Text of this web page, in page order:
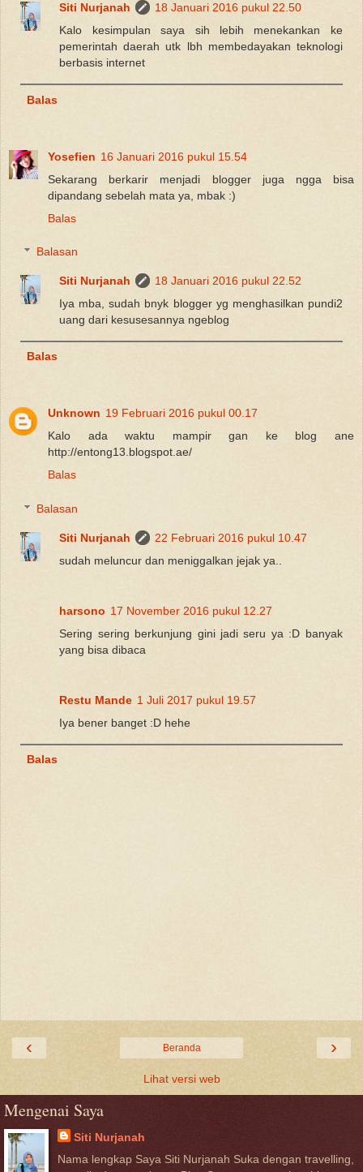
Siti Nurjanah
18 Januari 2016 pukul 22.50
Kalo kesimpulan saya sih lebih menekankan ke
pemerintah daerah utk lbh membedayakan teknologi
berbasis internet
Balas
Yosefien 16 Januari 2016 pukul 15.54
Sekarang berkarir menjadi blogger juga ngga bisa
dipandang sebelah mata ya, mbak :)
Balas
Balasan
Siti Nurjanah
18 Januari 2016 pukul 22.52
Iya mba, sudah bnyk blogger yg menghasilkan pundi2
uang dari kesusesannya ngeblog
Balas
Unknown 19 Februari 2016 pukul 00.17
Kalo ada waktu mampir gan ke blog ane
http://entong13.blogspot.ae/
Balas
Balasan
Siti Nurjanah
22 Februari 2016 pukul 10.47
sudah meluncur dan meniggalkan jejak ya..
harsono 17 November 2016 pukul 12.27
Sering sering berkunjung gini jadi seru ya :D banyak
yang bisa dibaca
Restu Mande 1 Juli 2017 pukul 19.57
Iya bener banget :D hehe
Balas
‹ ›
Beranda
Lihat versi web
Mengenai Saya
Siti Nurjanah
Nama lengkap Saya Siti Nurjanah Suka dengan travelling,